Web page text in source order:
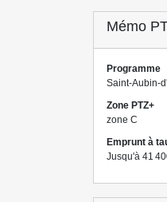
Mémo
Programme
Saint-Aubin-
Zone PTZ+
zone C
Emprunt à
Jusqu'à 41